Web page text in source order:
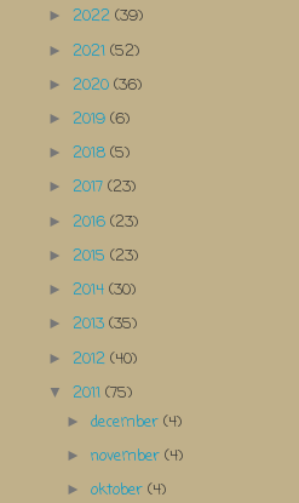
► 2022 (39)
► 2021 (52)
► 2020 (36)
► 2019 (6)
► 2018 (5)
► 2017 (23)
► 2016 (23)
► 2015 (23)
► 2014 (30)
► 2013 (35)
► 2012 (40)
▼ 2011 (75)
►december(4)
►november(4)
►oktober(4)